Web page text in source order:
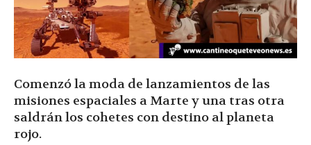
|
Comenzó la moda de lanzamientos de las
misiones espaciales a Marte y una tras otra
saldrán los cohetes con destino al planeta
rojo.